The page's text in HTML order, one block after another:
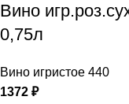
Вино
0,75л
Вино игристое 440
1372 ₽